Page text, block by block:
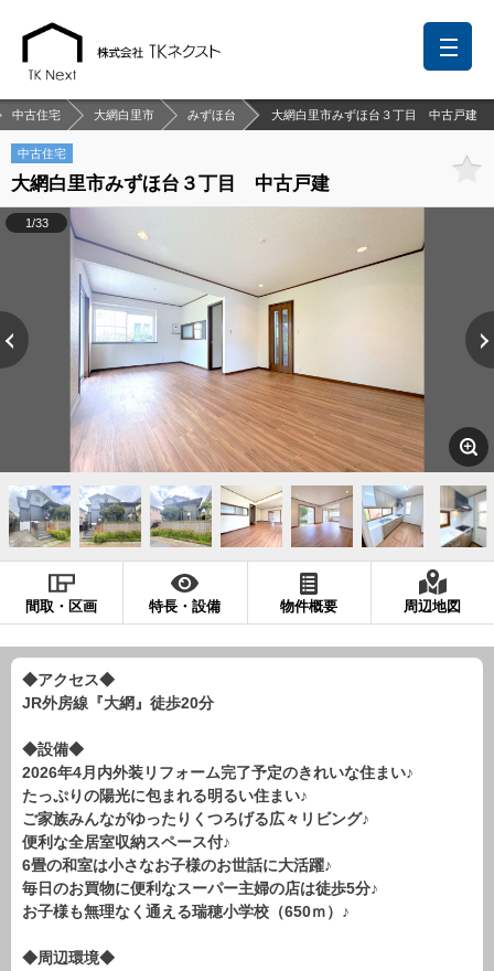
中古住宅 大網白里市 みずほ台 大網白里市みずほ台３丁目 中古戸建
中古住宅
大網白里市みずほ台３丁目 中古戸建
1/33
間取・区画 特長・設備 物件概要 周辺地図
◆アクセス◆
JR外房線『大網』徒歩20分
◆設備◆
2026年4月内外装リフォーム完了予定のきれいな住まい♪
たっぷりの陽光に包まれる明るい住まい♪
ご家族みんながゆったりくつろげる広々リビング♪
便利な全居室収納スペース付♪
6畳の和室は小さなお子様のお世話に大活躍♪
毎日のお買物に便利なスーパー主婦の店は徒歩5分♪
お子様も無理なく通える瑞穂小学校（650ｍ）♪
◆周辺環境◆
前回の履歴 検討リスト 保存した検索条件
中国語での対応も可能です
お問い合わせ
営業メールは固くお断りします
お知らせ
千葉本店 松戸支店 成田支店 木更津支店
東京支店
神奈川支店
沖縄支店
現地販売会情報
千葉本店 松戸支店 成田支店 木更津支店
東京支店
神奈川支店
沖縄支店
千葉本店 松戸支店
神奈川支店
沖縄支店
売却査定 会社案内
お問い合わせ サイトマップ
プライバシーポリシー
物件検索
新築一戸建